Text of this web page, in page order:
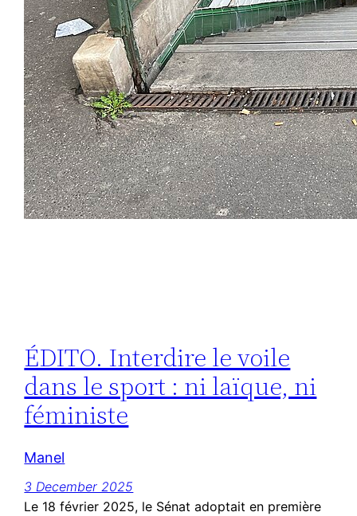
ÉDITO. Interdire le voile
dans le sport : ni laïque, ni
féministe
Manel
3 December 2025
Le 18 février 2025, le Sénat adoptait en première